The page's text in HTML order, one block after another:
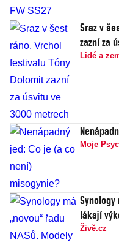
Sraz v
zazní za
Lidé a
Moje
Synology
lákají
Živě.cz